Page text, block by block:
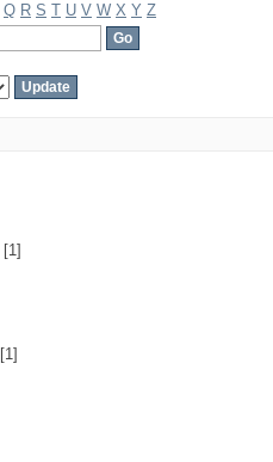
Q R S T U V W X Y Z
[1]
[1]